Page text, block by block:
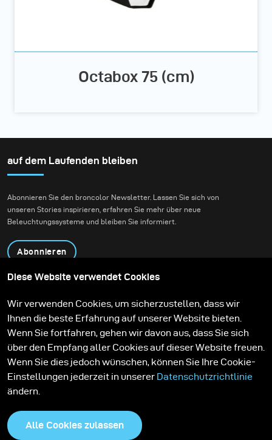
Octabox 75 (cm)
auf dem Laufenden bleiben
Abonnieren Sie den broncolor Newsletter. Lassen Sie sich von
unseren Stories inspirieren, erfahren Sie mehr über neue
Beleuchtungssysteme und bleiben Sie informiert.
Abonnieren
Kontakt
Technologien
Contribute to our blog
Lernen
Support
Karriere
Media Center
Diese Website verwendet Cookies
Wir verwenden Cookies, um sicherzustellen, dass wir
Ihnen die beste Erfahrung auf unserer Website bieten.
Wenn Sie fortfahren, gehen wir davon aus, dass Sie sich
über den Empfang aller Cookies auf dieser Website freuen.
Wenn Sie dies jedoch wünschen, können Sie Ihre Cookie-
Einstellungen jederzeit in unserer Datenschutzrichtlinie
ändern.
Alle Cookies zulassen